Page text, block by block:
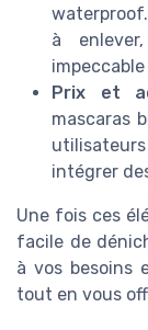
à
Prix et
mascaras
intégrer
Une fois ces
facile de
à vos besoins
tout en vous